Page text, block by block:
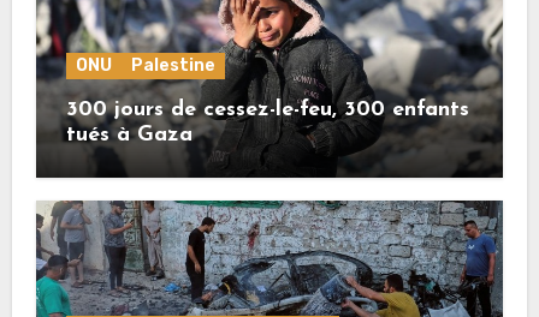
ONU Palestine
300 jours de cessez-le-feu, 300 enfants
tués à Gaza